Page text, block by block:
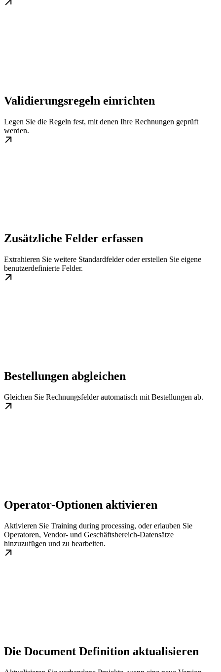
Validierungsregeln einrichten
Legen Sie die Regeln fest, mit denen Ihre Rechnungen geprüft
werden.
Zusätzliche Felder erfassen
Extrahieren Sie weitere Standardfelder oder erstellen Sie eigene
benutzerdefinierte Felder.
Bestellungen abgleichen
Gleichen Sie Rechnungsfelder automatisch mit Bestellungen ab.
Operator-Optionen aktivieren
Aktivieren Sie Training during processing, oder erlauben Sie
Operatoren, Vendor- und Geschäftsbereich-Datensätze
hinzuzufügen und zu bearbeiten.
Die Document Definition aktualisieren